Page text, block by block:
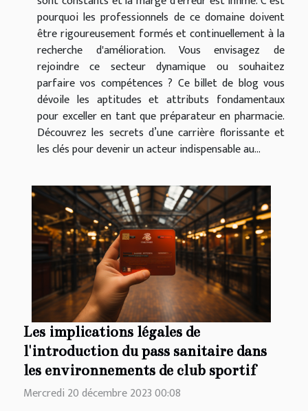
pourquoi les professionnels de ce domaine doivent
être rigoureusement formés et continuellement à la
recherche d'amélioration. Vous envisagez de
rejoindre ce secteur dynamique ou souhaitez
parfaire vos compétences ? Ce billet de blog vous
dévoile les aptitudes et attributs fondamentaux
pour exceller en tant que préparateur en pharmacie.
Découvrez les secrets d’une carrière florissante et
les clés pour devenir un acteur indispensable au...
Les implications légales de
l'introduction du pass sanitaire dans
les environnements de club sportif
Mercredi 20 décembre 2023 00:08